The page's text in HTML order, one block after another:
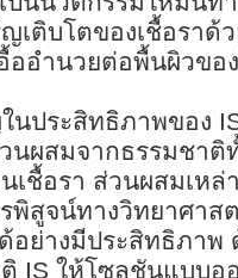
ญเติบโตของเชื้อราด้
ออำนวยต่อพื้นผิวขอ
ประสิทธิภาพของ
นผสมจากธรรมชาติ
ชื้อรา ส่วนผสมเห
พิสูจน์ทางวิทยาศาส
อย่างมีประสิทธิภาพ
IS ให้โซลูชันแบบ